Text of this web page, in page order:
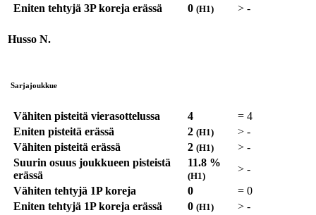
Eniten tehtyjä 3P koreja erässä
0 (H1) > -
Husso N.
Sarjajoukkue
Vähiten pisteitä vierasottelussa 4 = 4
Eniten pisteitä erässä
2 (H1) > -
Vähiten pisteitä erässä
2 (H1) > -
Suurin osuus joukkueen pisteistä
erässä
11.8 %
(H1)
> -
Vähiten tehtyjä 1P koreja
0 = 0
Eniten tehtyjä 1P koreja erässä
0 (H1) > -